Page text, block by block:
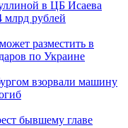
в ЦБ Исаева
млрд рублей
разместить в
по Украине
взорвали машину
бывшему главе